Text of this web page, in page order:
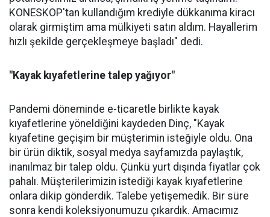
KONESKOP'tan kullandığım krediyle dükkanıma kiracı
olarak girmiştim ama mülkiyeti satın aldım. Hayallerim
hızlı şekilde gerçekleşmeye başladı" dedi.
"Kayak kıyafetlerine talep yağıyor"
Pandemi döneminde e-ticaretle birlikte kayak
kıyafetlerine yöneldiğini kaydeden Dinç, "Kayak
kıyafetine geçişim bir müşterimin isteğiyle oldu. Ona
bir ürün diktik, sosyal medya sayfamızda paylaştık,
inanılmaz bir talep oldu. Çünkü yurt dışında fiyatlar çok
pahalı. Müşterilerimizin istediği kayak kıyafetlerine
onlara dikip gönderdik. Talebe yetişemedik. Bir süre
sonra kendi koleksiyonumuzu çıkardık. Amacımız